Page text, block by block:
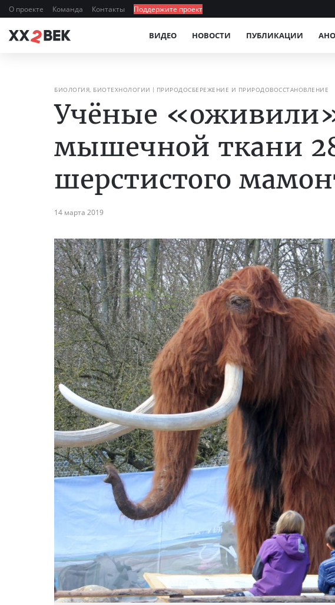
О проекте Команда Контакты Поддержите проект
ВИДЕО НОВОСТИ ПУБЛИКАЦИИ
БИОЛОГИЯ, БИОТЕХНОЛОГИИ ПРИРОДОСБЕРЕЖЕНИЕ И ПРИРОДОВОССТАНОВЛЕНИЕ
Учёные
мышечной ткани
шерстистого
14 марта 2019